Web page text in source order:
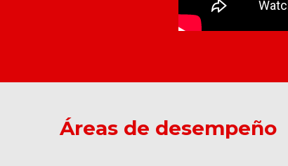
Áreas de desempeño